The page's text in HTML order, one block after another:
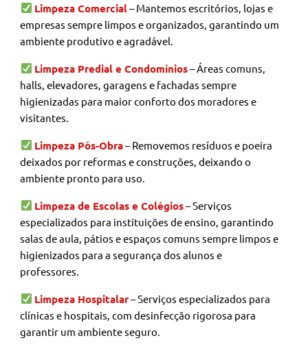
Limpeza Comercial– Mantemos escritórios, lojas e
empresas sempre limpos e organizados, garantindo um
ambiente produtivo e agradável.
Limpeza Predial e Condomínios– Áreas comuns,
halls, elevadores, garagens e fachadas sempre
higienizadas para maior conforto dos moradores e
visitantes.
Limpeza Pós-Obra– Removemos resíduos e poeira
deixados por reformas e construções, deixando o
ambiente pronto para uso.
Limpeza de Escolas e Colégios– Serviços
especializados para instituições de ensino, garantindo
salas de aula, pátios e espaços comuns sempre limpos e
higienizados para a segurança dos alunos e
professores.
Limpeza Hospitalar– Serviços especializados para
clínicas e hospitais, com desinfecção rigorosa para
garantir um ambiente seguro.